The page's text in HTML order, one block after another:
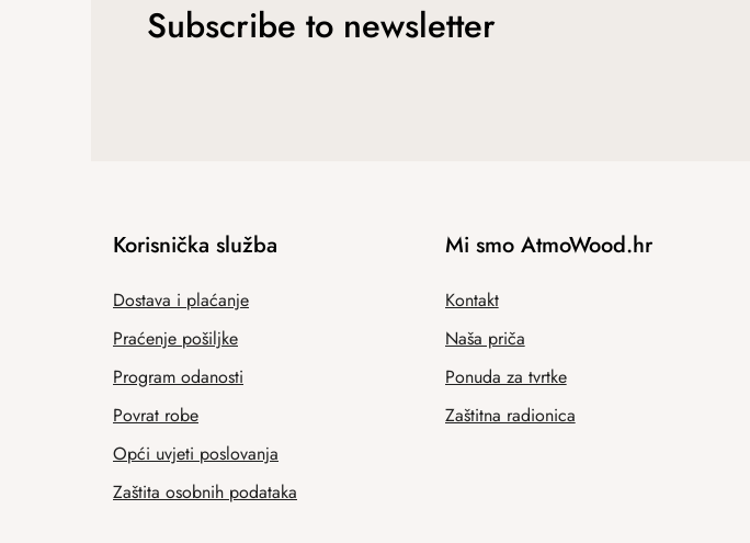
Subscribe to newsletter
Korisnička služba
Dostava i plaćanje
Praćenje pošiljke
Program odanosti
Povrat robe
Opći uvjeti poslovanja
Zaštita osobnih podataka
Mi smo AtmoWood.hr
Kontakt
Naša priča
Ponuda za tvrtke
Zaštitna radionica